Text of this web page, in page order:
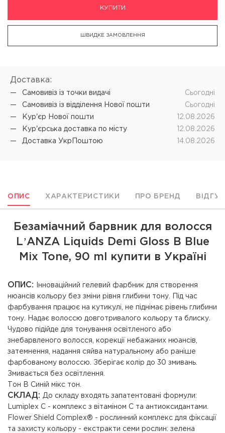
КУПИТИ
ШВИДКЕ ЗАМОВЛЕННЯ
Доставка:
Самовивіз iз точки видачі
Cьогодні
Самовивіз iз відділення Нової пошти
Cьогодні
Кур'єр Нової пошти
12.08.2026
Кур'єрська доставка по місту
12.08.2026
Доставка УкрПоштою
14.08.2026
ОПИС ХАРАКТЕРИСТИКИ ПРО БРЕНД
Безаміачний барвник для волосся
LʼANZA Liquids Demi Gloss B Blue
Mix Tone, 90 ml купити в Україні
ОПИС:
Інноваційний гелевий фарбник для створення
нюансів кольору без зміни рівня глибини тону. Під час
фарбування працює на кутикулі, не піднімає рівень глибини
тону. Надає волоссю довготривалого кольору та блиску.
Чудово підійде для тонування освітленого або
знебарвленого волосся, корекції небажаних нюансів,
затемнення, надання сяйва натуральному або раніше
фарбованому волоссю. Зберігає колір до 30 змивань.
Змивається без освітлення.
Тон В Синій мікс тон.
СКЛАД: До складу входять запатентовані формули:
Lumiplex C - комплекс з вітаміном C та антиоксидантами.
Flower Shield Complex® - рослинний комплекс для фіксації
та захисту кольору - екстракти семи рослин: зелена